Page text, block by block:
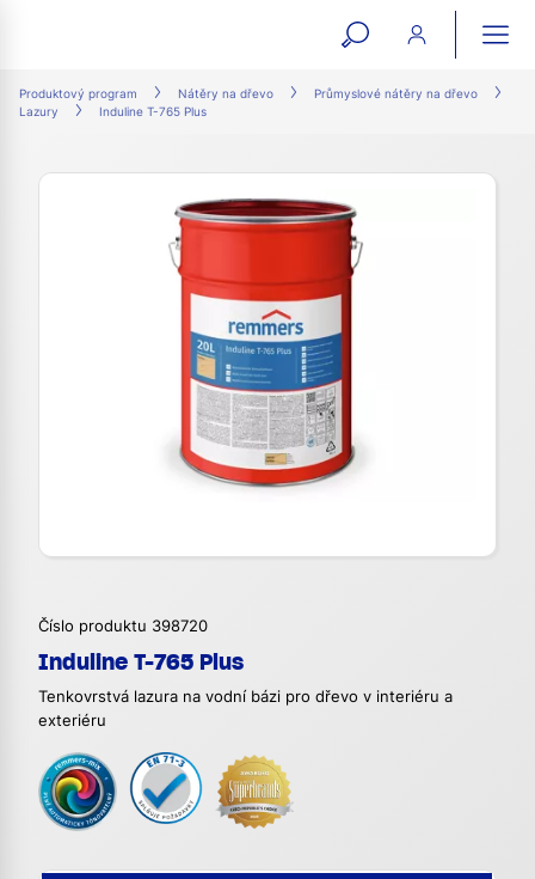
open
search
Produktový program Nátěry na dřevo
Průmyslové nátěry na dřevo
Lazury
Induline T-765 Plus
Číslo produktu 398720
Induline T-765 Plus
Tenkovrstvá lazura na vodní bázi pro dřevo v interiéru a
exteriéru